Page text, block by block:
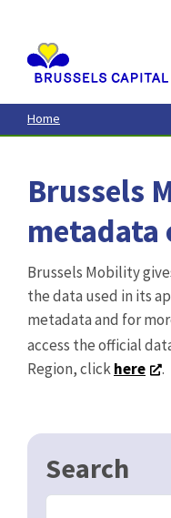
contenu
principal
Home
Brussels
metadata
Brussels Mobility
the data used in its
metadata and for
access the official
Region, clickhere .
Search